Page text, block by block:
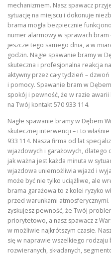
mechanizmem. Nasz spawacz
sytuację na miejscu i dokonuje
brama mogła bezpiecznie
numer alarmowy w sprawach bram
jeszcze tego samego dnia, a w
godzin. Nagłe spawanie bramy w
skuteczna i profesjonalna reakcja
aktywny przez cały tydzień –
i pomocy. Spawanie bram w
spokój i pewność, że w razie
na Twój kontakt 570 933 114.
Nagłe spawanie bramy w Dębem
skutecznej interwencji – i to
933 114. Nasza firma od lat
wjazdowych i garażowych, dlatego
jak ważna jest każda minuta w
wjazdowa uniemożliwia wjazd i
może być nie tylko uciążliwe, ale
brama garażowa to z kolei ryzyko
przed warunkami
zyskujesz pewność, że Twój
priorytetowo, a nasz spawacz z
w możliwie najkrótszym czasie.
się w naprawie wszelkiego rodzaju
rozwieranych, składanych,